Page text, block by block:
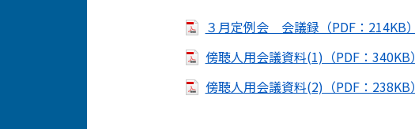
３月定例会 会議録（PDF：214KB）
傍聴人用会議資料(1)（PDF：340KB）
傍聴人用会議資料(2)（PDF：238KB）